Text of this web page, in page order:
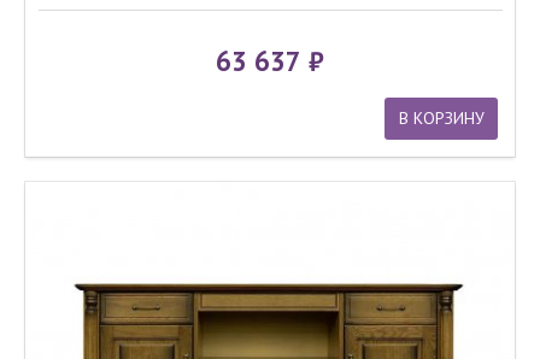
63 637
В КОРЗИНУ